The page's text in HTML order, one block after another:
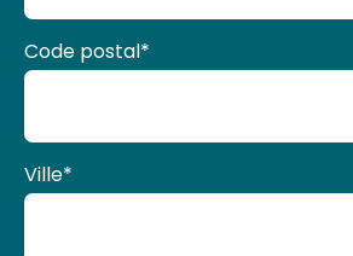
Code postal*
Ville*